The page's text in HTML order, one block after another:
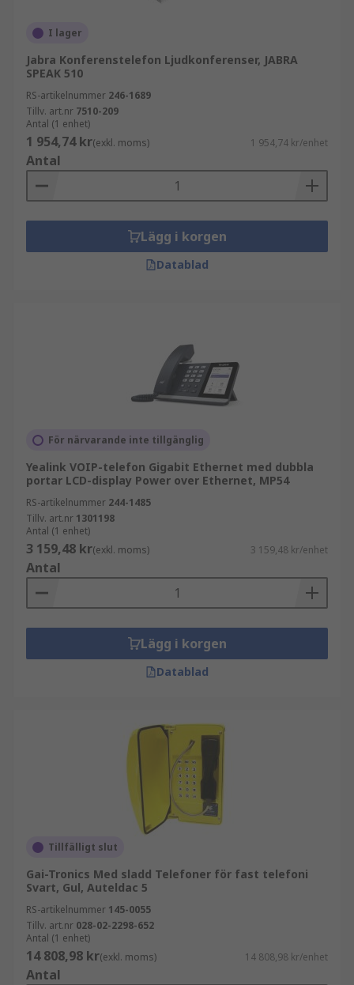
I lager
Jabra Konferenstelefon Ljudkonferenser, JABRA
SPEAK 510
RS-artikelnummer 246-1689
Tillv. art.nr 7510-209
Antal (1 enhet)
1 954,74 kr(exkl. moms) 1 954,74 kr/enhet
Antal
Lägg i korgen
Datablad
För närvarande inte tillgänglig
Yealink VOIP-telefon Gigabit Ethernet med dubbla
portar LCD-display Power over Ethernet, MP54
RS-artikelnummer 244-1485
Tillv. art.nr 1301198
Antal (1 enhet)
3 159,48 kr(exkl. moms) 3 159,48 kr/enhet
Antal
Lägg i korgen
Datablad
Tillfälligt slut
Gai-Tronics Med sladd Telefoner för fast telefoni
Svart, Gul, Auteldac 5
RS-artikelnummer 145-0055
Tillv. art.nr 028-02-2298-652
Antal (1 enhet)
14 808,98 kr(exkl. moms) 14 808,98 kr/enhet
Antal